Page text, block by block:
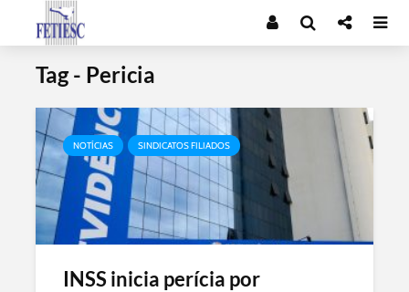
Tag - Pericia
NOTÍCIAS SINDICATOS FILIADOS
INSS inicia perícia por